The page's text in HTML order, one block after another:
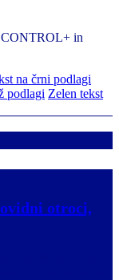
CONTROL+ in
na črni podlagi
podlagi Zelen tekst
otroci,